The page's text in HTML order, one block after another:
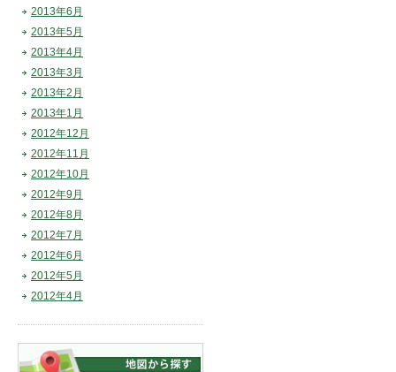
2013年6月
2013年5月
2013年4月
2013年3月
2013年2月
2013年1月
2012年12月
2012年11月
2012年10月
2012年9月
2012年8月
2012年7月
2012年6月
2012年5月
2012年4月